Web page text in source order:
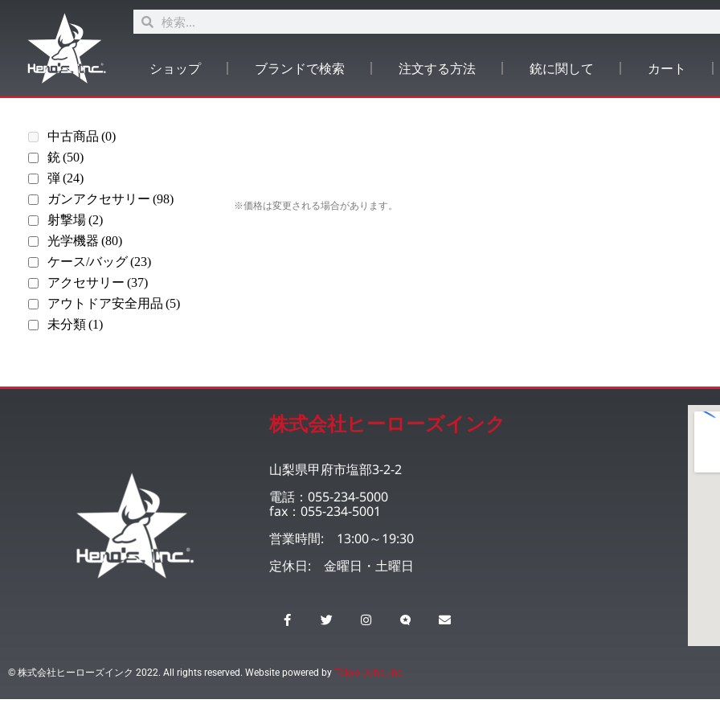
ショップ ブランドで検索 注文する方法 銃に関して カート
中古商品 (0)
銃(50)
弾(24)
ガンアクセサリー (98)
射撃場(2)
光学機器 (80)
ケース/バッグ(23)
アクセサリー (37)
アウトドア安全用品 (5)
未分類(1)
※価格は変更される場合があります。
株式会社ヒーローズインク
山梨県甲府市塩部3-2-2
電話：055-234-5000
fax：055-234-5001
営業時間: 13:00～19:30
定休日: 金曜日・土曜日
© 株式会社ヒーローズインク 2022. All rights reserved. Website powered by Tokyo Juho, Inc.